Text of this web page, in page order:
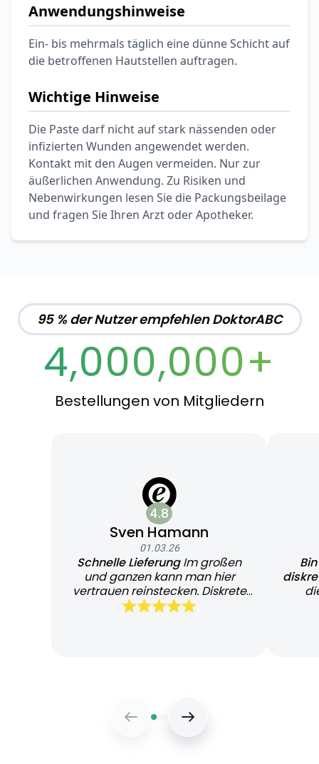
Ohrstöpsel
3,79 € 3,95 € -4%
ARZNEIMITTEL & GESUNDHEIT
Softa Swabs
100 Stück
3,75 € 4,29 €
ARZNEIMITTEL & GESUNDHEIT
Lefax® extra
Kautabletten
7,69 € 8,09 €
Hametum
Hämorrhoidensalbe:
Bei Hämorrhoiden
& Juckreiz
12,04 € 12,95 € -7%
Anwendungshinweise
Ein- bis mehrmals täglich eine dünne Schicht auf
die betroffenen Hautstellen auftragen.
Wichtige Hinweise
Die Paste darf nicht auf stark nässenden oder
infizierten Wunden angewendet werden.
Kontakt mit den Augen vermeiden. Nur zur
äußerlichen Anwendung. Zu Risiken und
Nebenwirkungen lesen Sie die Packungsbeilage
und fragen Sie Ihren Arzt oder Apotheker.
95 % der Nutzer empfehlen DoktorABC
4,000,000+
Bestellungen von Mitgliedern
4.8
Sven Hamann
01.03.26
Schnelle LieferungIm großen
und ganzen kann man hier
vertrauen reinstecken. Diskrete
und schnelle Lieferung